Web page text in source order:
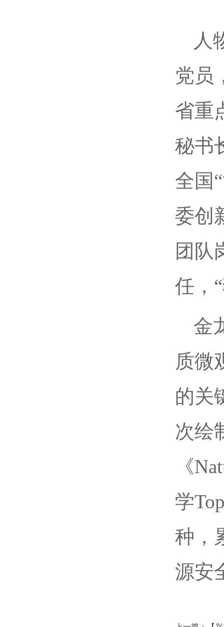
人
党员
省重
秘书
全国
委创
团队
任，
金
质微
的关
次绘
《
学
种，
源安